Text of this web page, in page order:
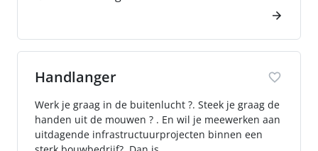
Handlanger
Werk je graag in de buitenlucht ?. Steek je graag de
handen uit de mouwen ? . En wil je meewerken aan
uitdagende infrastructuurprojecten binnen een